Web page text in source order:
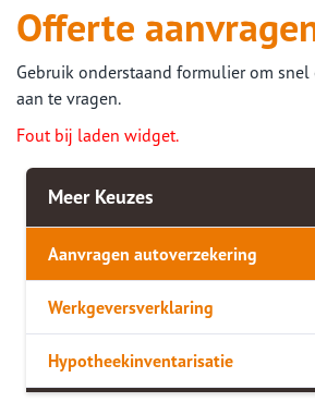
Offerte
Gebruik onderstaand formulier om
aan te vragen.
Fout bij laden widget.
Meer Keuzes
Aanvragen autoverzekering
Werkgeversverklaring
Hypotheekinventarisatie